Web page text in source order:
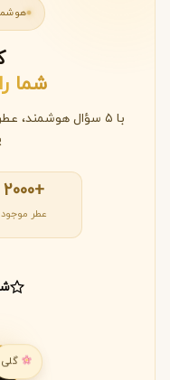
شما
با ۵ سؤال هوشمند،
+2000
عطر موجود
گلی